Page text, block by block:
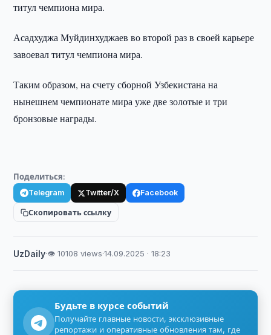
титул чемпиона мира.
Асадхуджа Муйдинхуджаев во второй раз в своей карьере
завоевал титул чемпиона мира.
Таким образом, на счету сборной Узбекистана на
нынешнем чемпионате мира уже две золотые и три
бронзовые награды.
Поделиться:
Telegram Twitter/X Facebook
Скопировать ссылку
UzDaily·👁 10108 views·14.09.2025 · 18:23
Будьте в курсе событий
Получайте главные новости, эксклюзивные
репортажи и оперативные обновления там, где